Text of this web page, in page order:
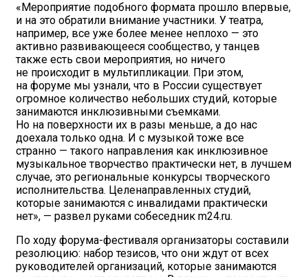
«Мероприятие подобного формата прошло впервые,
и на это обратили внимание участники. У театра,
например, все уже более менее неплохо — это
активно развивающееся сообщество, у танцев
также есть свои мероприятия, но ничего
не происходит в мультипликации. При этом,
на форуме мы узнали, что в России существует
огромное количество небольших студий, которые
занимаются инклюзивными съемками.
Но на поверхности их в разы меньше, а до нас
доехала только одна. И с музыкой тоже все
странно — такого направления как инклюзивное
музыкальное творчество практически нет, в лучшем
случае, это региональные конкурсы творческого
исполнительства. Целенаправленных студий,
которые занимаются с инвалидами практически
нет», — развел руками собеседник m24.ru.
По ходу форума-фестиваля организаторы составили
резолюцию: набор тезисов, что они ждут от всех
руководителей организаций, которые занимаются